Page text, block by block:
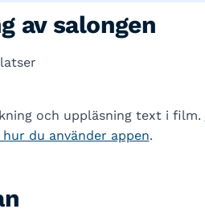
av salongen
och uppläsning text i film.
du använder appen.